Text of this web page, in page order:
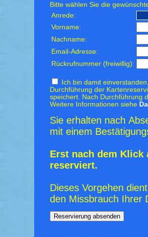
Bitte wählen Sie die
Anrede:
Vorname:
Nachname:
Email-Adresse:
Rückrufnummer (freiwillig):
Ich bin damit
Durchführung der
speichert. Nach Durchführung
Weitere Informationen siehe
Sie erhalten nach
mit einem
Erst nach dem Klick
reserviert.
Dieses Vorgehen
den Missbrauch Ihrer